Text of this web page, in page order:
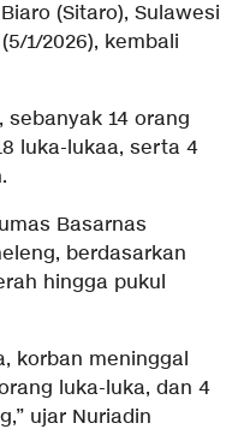
(Sitaro), Sulawesi
1/2026), kembali
sebanyak 14 orang
luka-lukaa, serta 4
Basarnas
berdasarkan
hingga pukul
korban meninggal
luka-luka, dan 4
ujar Nuriadin